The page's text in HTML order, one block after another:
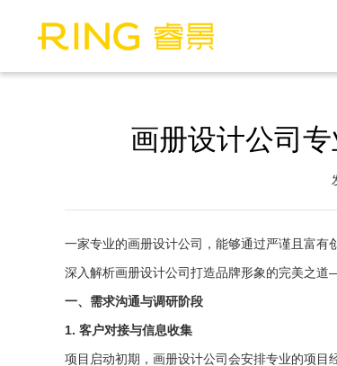
画册设计公司
一家专业的画册设计公司，能够通过严谨且富
深入解析画册设计公司打造品牌形象的完美之道
一、需求沟通与调研阶段
1. 客户对接与信息收集
项目启动初期，画册设计公司会安排专业的项